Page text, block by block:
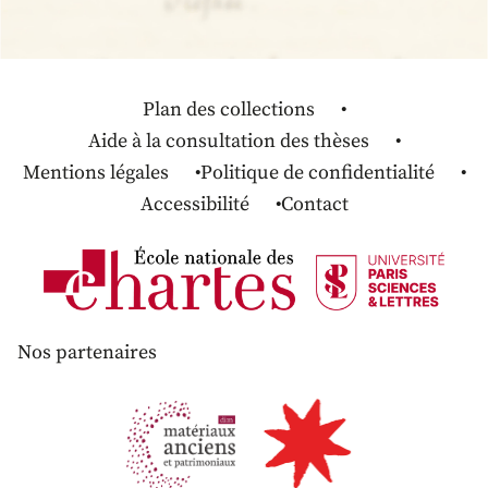
Plan des collections
Aide à la consultation des thèses
Mentions légales
Politique de confidentialité
Accessibilité
Contact
Nos partenaires